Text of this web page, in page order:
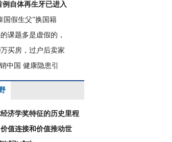
自体再生牙已进入
国假生父”换国籍
课题多是虚假的，
买房，过户后卖家
中国 健康隐患引
济学奖特征的历史里程
值连接和价值推动世